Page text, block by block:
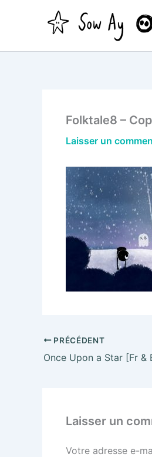
Folktale8 –
Laisser un
PRÉCÉDENT
Once Upon a Star [Fr &
Laisser un
Votre adresse e-